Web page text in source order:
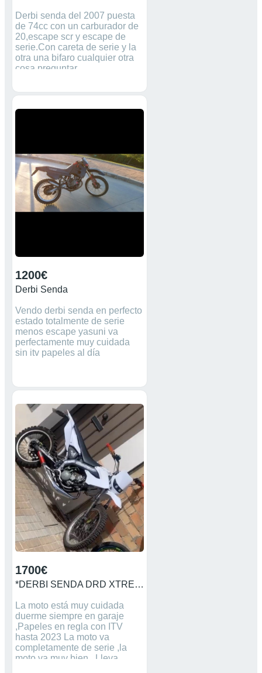
Derbi senda del 2007 puesta
de 74cc con un carburador de
20,escape scr y escape de
serie.Con careta de serie y la
otra una bifaro cualquier otra
cosa preguntar.
1200€
Derbi Senda
Vendo derbi senda en perfecto
estado totalmente de serie
menos escape yasuni va
perfectamente muy cuidada
sin itv papeles al día
1700€
*DERBI SENDA DRD XTREME 2010*
La moto está muy cuidada
duerme siempre en garaje
,Papeles en regla con ITV
hasta 2023 La moto va
completamente de serie ,la
moto va muy bien . Lleva